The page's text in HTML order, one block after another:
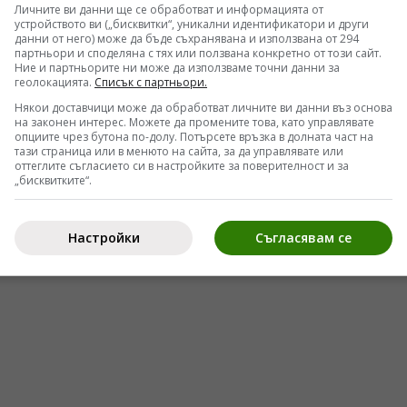
на готовите решения
не е в етапа на първоначалното поднасяне
изветряване в рамките на следващите 48
упражнение, затвърждаване, изпитване
графици на Министерството на
тема масово се превръща в механично
липсва каквато и да е остатъчна база.
Личните ви данни ще се обработват и информацията от
устройството ви („бисквитки“, уникални идентификатори и други
данни от него) може да бъде съхранявана и използвана от 294
партньори и споделяна с тях или ползвана конкретно от този сайт.
Ние и партньорите ни може да използваме точни данни за
геолокацията. Списък с партньори.
Някои доставчици може да обработват личните ви данни въз основа
на законен интерес. Можете да промените това, като управлявате
опциите чрез бутона по-долу. Потърсете връзка в долната част на
тази страница или в менюто на сайта, за да управлявате или
оттеглите съгласието си в настройките за поверителност и за
„бисквитките“.
Съгласявам се
Настройки